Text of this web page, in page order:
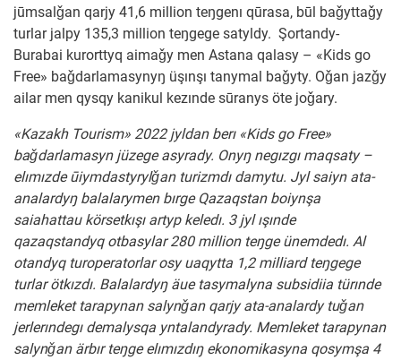
jūmsalǧan qarjy 41,6 million teŋgenı qūrasa, būl baǧyttaǧy
turlar jalpy 135,3 million teŋgege satyldy. Şortandy-
Burabai kurorttyq aimaǧy men Astana qalasy – «Kids go
Free» baǧdarlamasynyŋ üşınşı tanymal baǧyty. Oǧan jazǧy
ailar men qysqy kanikul kezınde sūranys öte joǧary.
«Kazakh Tourism» 2022 jyldan berı «Kids go Free»
baǧdarlamasyn jüzege asyrady. Onyŋ negızgı maqsaty –
elımızde ūiymdastyrylǧan turizmdı damytu. Jyl saiyn ata-
analardyŋ balalarymen bırge Qazaqstan boiynşa
saiahattau körsetkışı artyp keledı. 3 jyl ışınde
qazaqstandyq otbasylar 280 million teŋge ünemdedı. Al
otandyq turoperatorlar osy uaqytta 1,2 milliard teŋgege
turlar ötkızdı. Balalardyŋ äue tasymalyna subsidiia türınde
memleket tarapynan salynǧan qarjy ata-analardy tuǧan
jerlerındegı demalysqa yntalandyrady. Memleket tarapynan
salynǧan ärbır teŋge elımızdıŋ ekonomikasyna qosymşa 4